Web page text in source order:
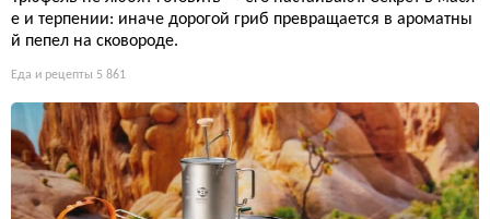
е и терпении: иначе дорогой гриб превращается в ароматны
й пепел на сковороде.
Еда и рецепты 5 861